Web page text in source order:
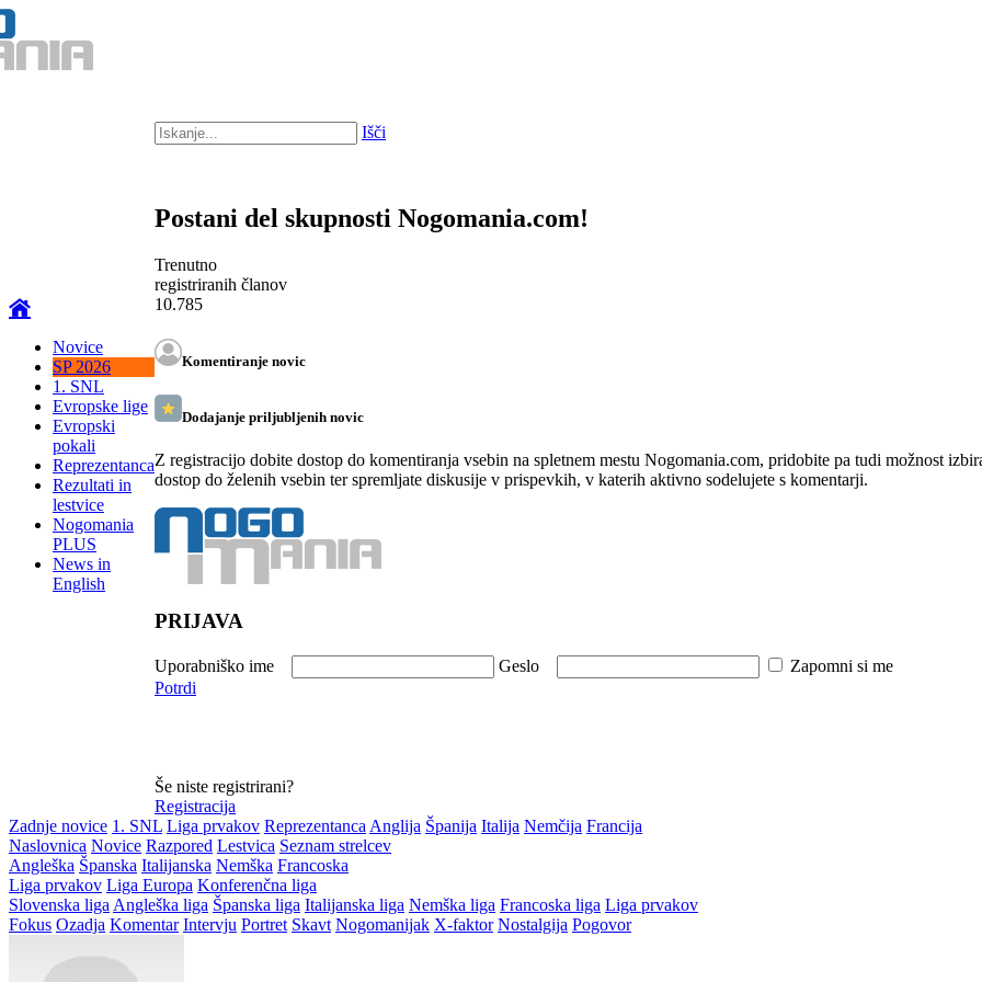
Novice
SP 2026
1. SNL
Evropske lige
Evropski
pokali
Reprezentanca
Rezultati in
lestvice
Nogomania
PLUS
News in
English
Išči
Postani del skupnosti Nogomania.com!
Trenutno
registriranih članov
10.785
Komentiranje novic
Dodajanje priljubljenih novic
Z registracijo dobite dostop do komentiranja vsebin na spletnem mestu Nogomania.com, pridobite pa tudi možnost
dostop do želenih vsebin ter spremljate diskusije v prispevkih, v katerih aktivno sodelujete s komentarji.
PRIJAVA
Uporabniško ime Geslo Zapomni si me
Potrdi
Še niste registrirani?
Registracija
Zadnje novice 1. SNL Liga prvakov Reprezentanca Anglija Španija Italija Nemčija Francija
Naslovnica Novice Razpored Lestvica Seznam strelcev
Angleška Španska Italijanska Nemška Francoska
Liga prvakov Liga Europa Konferenčna liga
Slovenska liga Angleška liga Španska liga Italijanska liga Nemška liga Francoska liga Liga prvakov
Fokus Ozadja Komentar Intervju Portret Skavt Nogomanijak X-faktor Nostalgija Pogovor